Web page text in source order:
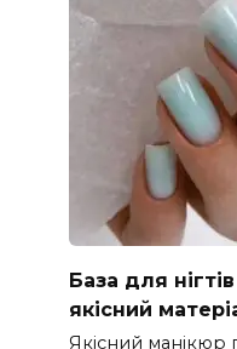
База для
якісний
Якісний манікюр